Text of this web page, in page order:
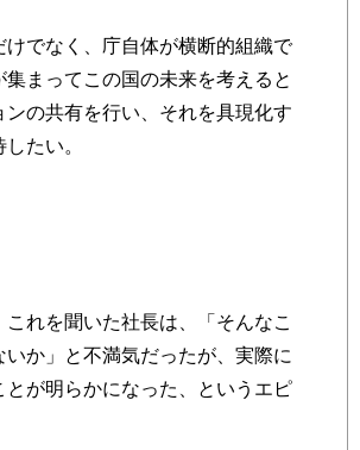
でなく、庁自体が横断的組織で
まってこの国の未来を考えると
の共有を行い、それを具現化す
たい。
れを聞いた社長は、「そんなこ
か」と不満気だったが、実際に
が明らかになった、というエピ